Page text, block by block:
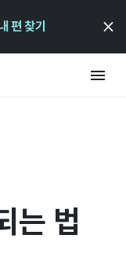
편 찾기
는 법